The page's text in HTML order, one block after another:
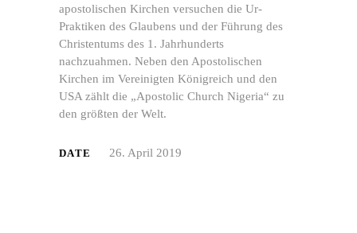
apostolischen Kirchen versuchen die Ur-
Praktiken des Glaubens und der Führung des
Christentums des 1. Jahrhunderts
nachzuahmen. Neben den Apostolischen
Kirchen im Vereinigten Königreich und den
USA zählt die „Apostolic Church Nigeria“ zu
den größten der Welt.
DATE 26. April 2019